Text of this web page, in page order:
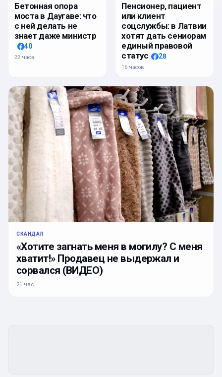
Бетонная опора
моста в Даугаве: что
с ней делать не
знает даже министр
40
22 часа
Пенсионер, пациент
или клиент
соцслужбы: в Латвии
хотят дать сениорам
единый правовой
статус
28
16 часов
СКАНДАЛ
«Хотите загнать меня в могилу? С меня
хватит!» Продавец не выдержал и
сорвался (ВИДЕО)
21 час